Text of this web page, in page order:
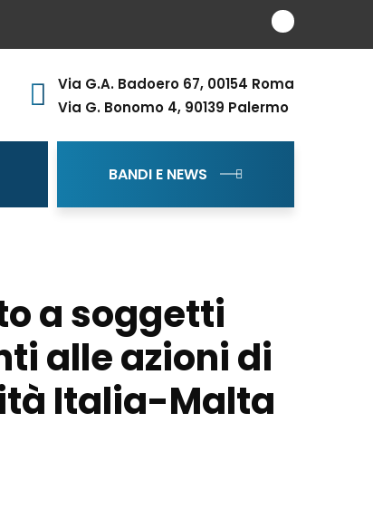
Via G.A. Badoero 67, 00154 Roma
Via G. Bonomo 4, 90139 Palermo
BANDI E NEWS
a soggetti
alle azioni di
Italia-Malta